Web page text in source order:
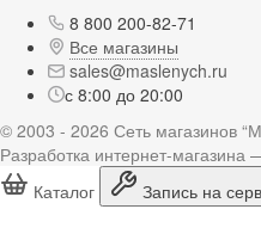
8 800 200-82-71
Все магазины
sales@maslenych.ru
с 8:00 до 20:00
© 2003 - 2026 Сеть магазинов
Разработка интернет-магазина
Каталог
Запись на